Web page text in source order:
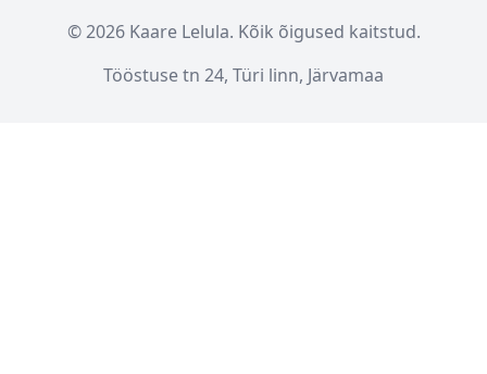
© 2026 Kaare Lelula. Kõik õigused kaitstud.
Tööstuse tn 24, Türi linn, Järvamaa